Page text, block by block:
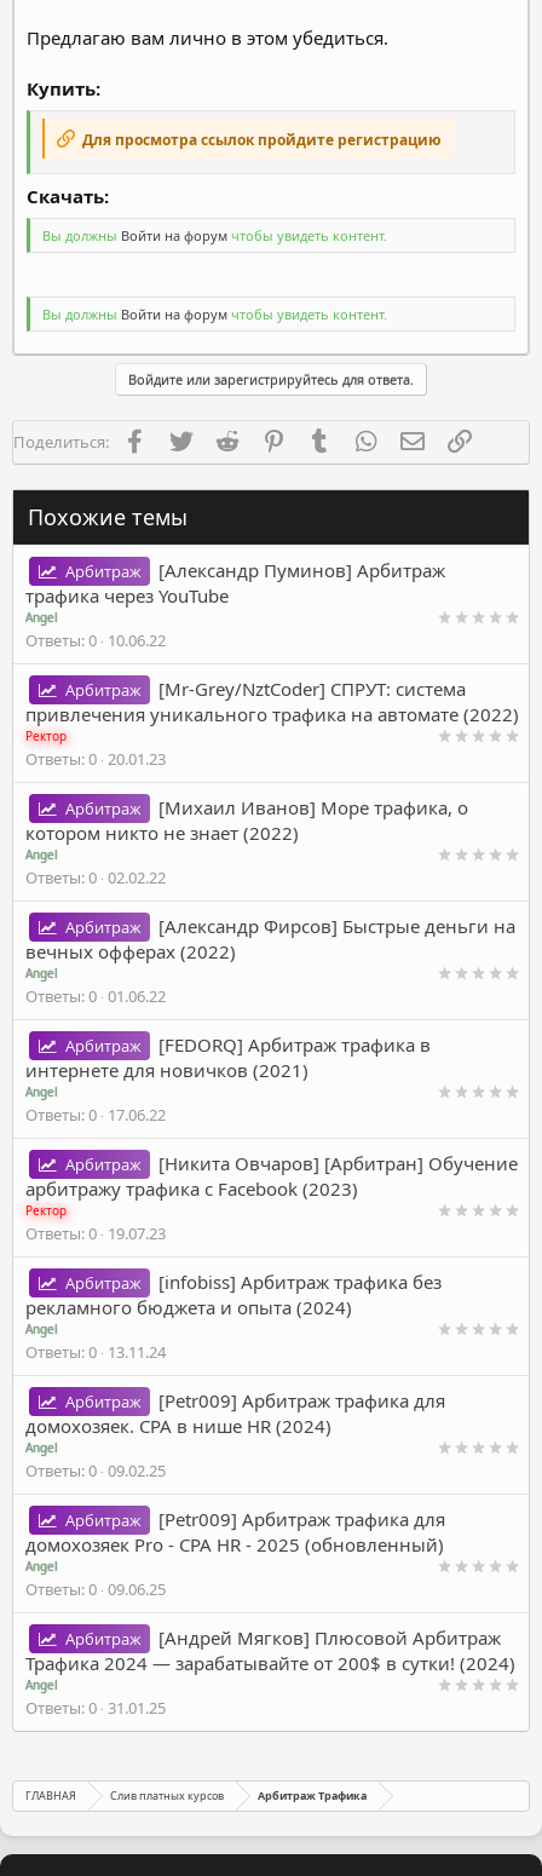
Предлагаю вам лично в этом убедиться.
Купить:
Для просмотра ссылок пройдите регистрацию
Скачать:​
Вы должны Войти на форум чтобы увидеть контент.
Вы должны Войти на форум чтобы увидеть контент.
Войдите или зарегистрируйтесь для ответа.
Поделиться: FacebookTwitter Reddit PinterestTumblr WhatsAppЭлектронная
Похожие темы
Арбитраж
[Александр Пуминов] Арбитраж
трафика через YouTube
Angel
Ответы 0 10.06.22
Арбитраж
[Mr-Grey/NztCoder] СПРУТ: система
привлечения уникального трафика на автомате (2022)
Ректор
Ответы 0 20.01.23
Арбитраж
[Михаил Иванов] Море трафика, о
котором никто не знает (2022)
Angel
Ответы 0 02.02.22
Арбитраж
[Александр Фирсов] Быстрые деньги на
вечных офферах (2022)
Angel
Ответы 0 01.06.22
Арбитраж
[FEDORQ] Арбитраж трафика в
интернете для новичков (2021)
Angel
Ответы 0 17.06.22
Арбитраж
[Никита Овчаров] [Арбитран] Обучение
арбитражу трафика с Facebook (2023)
Ректор
Ответы 0 19.07.23
Арбитраж
[infobiss] Арбитраж трафика без
рекламного бюджета и опыта (2024)
Angel
Ответы 0 13.11.24
Арбитраж
[Petr009] Арбитраж трафика для
домохозяек. CPA в нише HR (2024)
Angel
Ответы 0 09.02.25
Арбитраж
[Petr009] Арбитраж трафика для
домохозяек Pro - CPA HR - 2025 (обновленный)
Angel
Ответы 0 09.06.25
Арбитраж
[Андрей Мягков] Плюсовой Арбитраж
Трафика 2024 — зарабатывайте от 200$ в сутки! (2024)
Angel
Ответы 0 31.01.25
ГЛАВНАЯ Слив платных курсов Арбитраж Трафика